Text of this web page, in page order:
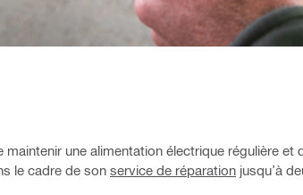
une alimentation électrique régulière et
le cadre de son service de réparation jusqu’à